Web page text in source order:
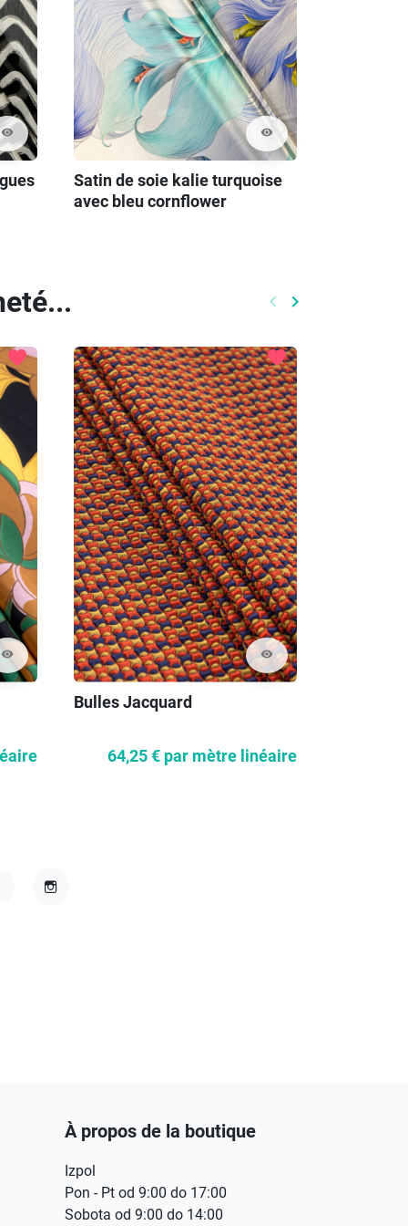
visibility visibility
Satin de soie kalie turquoise
avec bleu cornflower
Précédent
keyboard_arrow_left Prochain
keyboard_arrow_right
visibility
favorite
visibility
favorite
Bulles Jacquard
64,25 € par mètre linéaire
À propos de la boutique
Izpol
Pon - Pt od 9:00 do 17:00
Sobota od 9:00 do 14:00